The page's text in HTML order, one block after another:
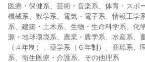
医療・保健系、芸術・音楽系、体育・スポ
機械系、数学系、電気・電子系、情報工学
系、建築・土木系、生物・生命科学系、化
源・地球環境系、農業・農学系、水産系、
（４年制）、薬学系（６年制）、商船系、
系、衛生医療・介護系、その他理系